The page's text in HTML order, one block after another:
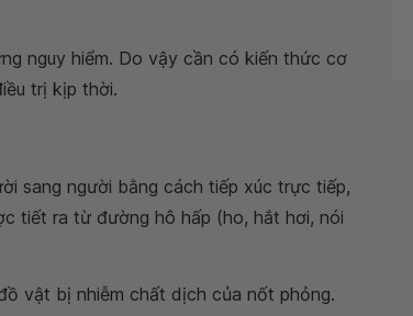
nguy hiểm. Do vậy cần có kiến thức cơ
trị kịp thời.
sang người bằng cách tiếp xúc trực tiếp,
tiết ra từ đường hô hấp (ho, hắt hơi, nói
vật bị nhiễm chất dịch của nốt phỏng.